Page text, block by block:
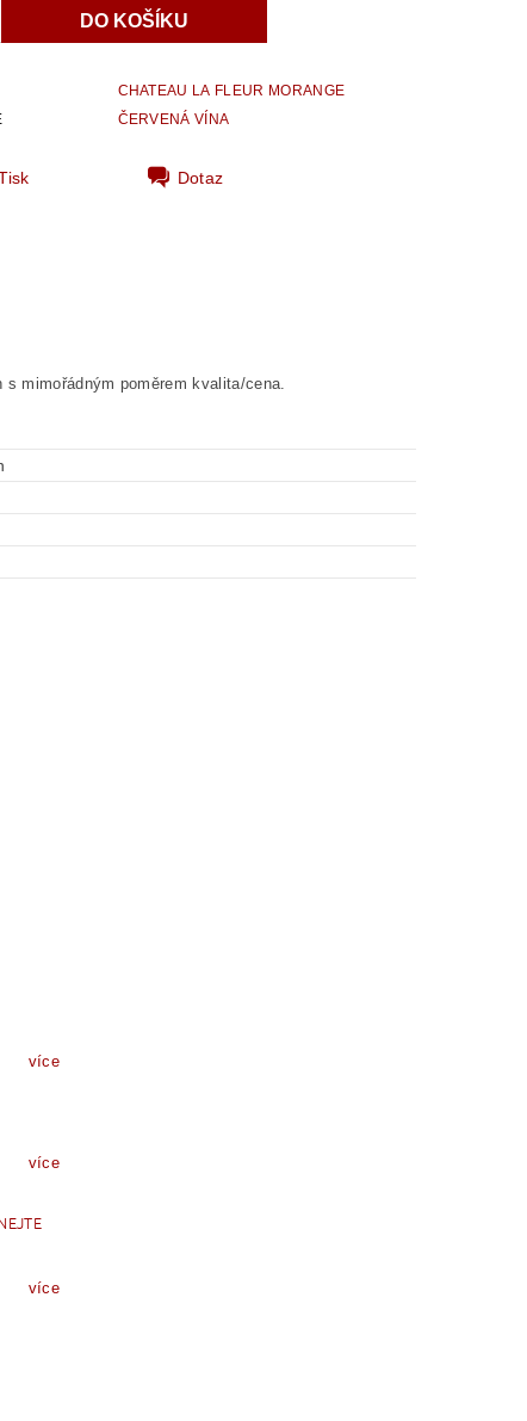
CHATEAU LA FLEUR MORANGE
ČERVENÁ VÍNA
Dotaz
mimořádným poměrem kvalita/cena.
více
více
více